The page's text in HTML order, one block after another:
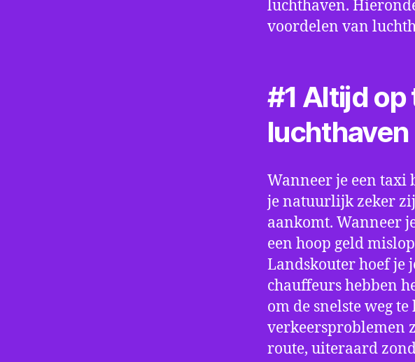
luchthaven.
voordelen van
#1 Altijd op
luchthaven
Wanneer je een taxi
je natuurlijk zeker
aankomt. Wanneer
een hoop geld
Landskouter hoef je
chauffeurs hebben
om de snelste weg
verkeersproblemen
route, uiteraard